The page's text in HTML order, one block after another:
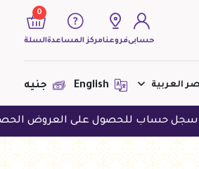
حسابىفروعنامركز المساعدة
0
السلة
لا يوجد منتجات لعرضها فى الوقت
الحالى
جنيه
على العروض الحصرية حمل